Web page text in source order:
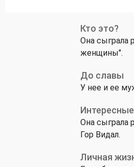
Кто это?
Она сыграла
женщины".
До славы
У нее и ее
Она сыграла
Гор Видал.
Личная